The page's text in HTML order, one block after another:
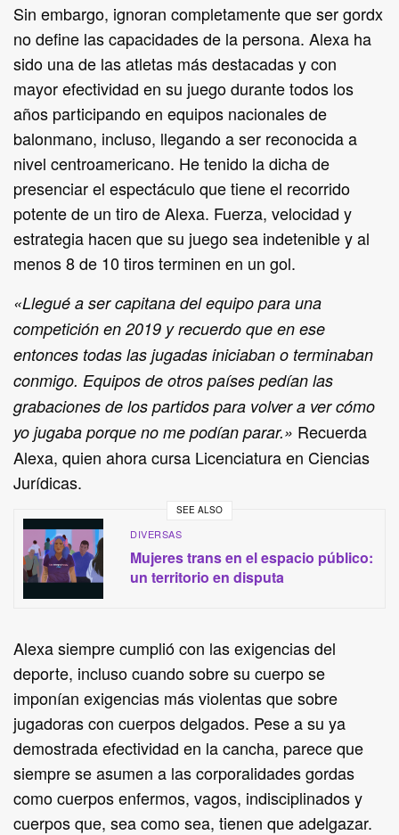
Sin embargo, ignoran completamente que ser gordx
no define las capacidades de la persona. Alexa ha
sido una de las atletas más destacadas y con
mayor efectividad en su juego durante todos los
años participando en equipos nacionales de
balonmano, incluso, llegando a ser reconocida a
nivel centroamericano. He tenido la dicha de
presenciar el espectáculo que tiene el recorrido
potente de un tiro de Alexa. Fuerza, velocidad y
estrategia hacen que su juego sea indetenible y al
menos 8 de 10 tiros terminen en un gol.
«Llegué a ser capitana del equipo para una
competición en 2019 y recuerdo que en ese
entonces todas las jugadas iniciaban o terminaban
conmigo. Equipos de otros países pedían las
grabaciones de los partidos para volver a ver cómo
yo jugaba porque no me podían parar.» Recuerda
Alexa, quien ahora cursa Licenciatura en Ciencias
Jurídicas.
SEE ALSO
DIVERSAS
Mujeres trans en el espacio público:
un territorio en disputa
Alexa siempre cumplió con las exigencias del
deporte, incluso cuando sobre su cuerpo se
imponían exigencias más violentas que sobre
jugadoras con cuerpos delgados. Pese a su ya
demostrada efectividad en la cancha, parece que
siempre se asumen a las corporalidades gordas
como cuerpos enfermos, vagos, indisciplinados y
cuerpos que, sea como sea, tienen que adelgazar.